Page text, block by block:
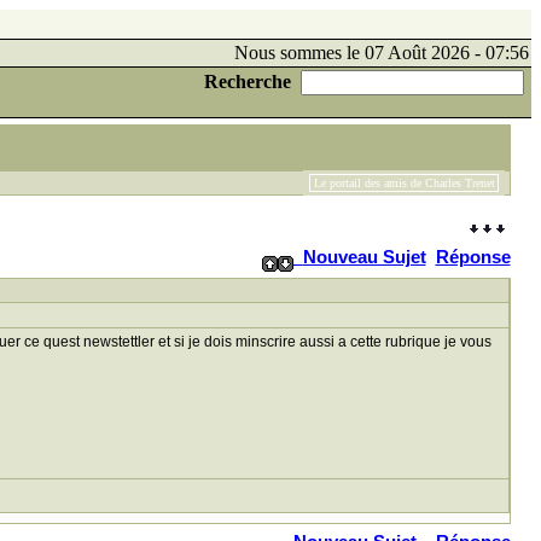
Nous sommes le 07 Août 2026 - 07:56
Recherche
Le portail des amis de Charles Trenet
Nouveau Sujet Réponse
ce quest newstettler et si je dois minscrire aussi a cette rubrique je vous